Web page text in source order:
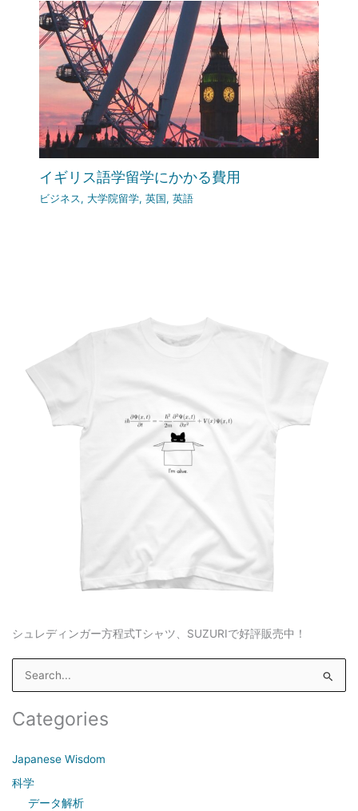
イギリス語学留学にかかる費用
ビジネス , 大学院留学,英国 ,英語
シュレディンガー方程式Tシャツ、SUZURIで好評販売中！
e
a
c
h
Categories
Japanese Wisdom
科学
データ解析